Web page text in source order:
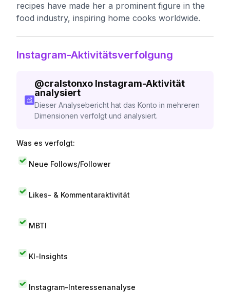
recipes have made her a prominent figure in the
food industry, inspiring home cooks worldwide.
Instagram-Aktivitätsverfolgung
@cralstonxo Instagram-Aktivität
analysiert
Dieser Analysebericht hat das Konto in mehreren
Dimensionen verfolgt und analysiert.
Was es verfolgt:
Neue Follows/Follower
Likes- & Kommentaraktivität
MBTI
KI-Insights
Instagram-Interessenanalyse